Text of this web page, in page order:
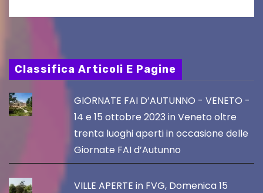
Classifica Articoli E Pagine
GIORNATE FAI D’AUTUNNO - VENETO -
14 e 15 ottobre 2023 in Veneto oltre
trenta luoghi aperti in occasione delle
Giornate FAI d’Autunno
VILLE APERTE in FVG, Domenica 15